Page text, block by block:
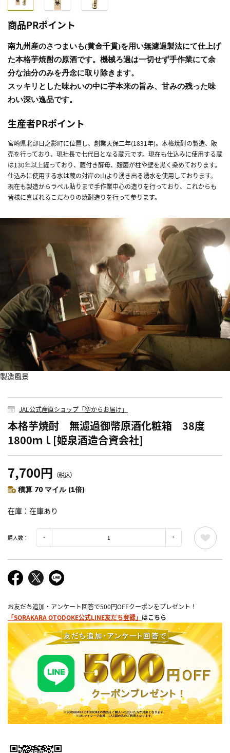
商品PRポイント
南九州産のさつまいも(黄金千貫)を用い無濾過製法にて仕上げ
た本格芋焼酎の原酒です。機械ろ過は一切せず手作業にて余
分な油分のみを丹念に取り除きます。
スッキリとした味わいの中に芋本来の旨み、甘みの残った味
わい深い逸品です。
生産者PRポイント
宮崎県北部日之影町に位置し、創業天保二年(1831年)。本格焼酎の製造、販
売を行っており、現社長で七代目となる蔵元です。現在も仕込みに使用する蔵
は130年以上経っており、蔵付き酵母、麹菌が柱や壁を黒く染めております。
仕込みに使用する水は蔵の対岸の山より湧き出る湧水を使用しております。
現在も製造からラベル貼りまで手作業中心の造りを行っており、これからも
皆様に喜ばれるこだわりの焼酎造りを行って参ります。
製造風景
JAL公式産直ショップ「空からお届け」
本格芋焼酎 無濾過御幣原酒化粧箱 38度
1800ｍｌ[姫泉酒造合資会社]
7,700円 （税込）
積算 70 マイル (1倍)
在庫 在庫あり
購入数：
お友だち追加・アンケート回答で500円OFFクーポンをプレゼント！
「SORAKARA OTODOKE公式LINE友だち登録」 はこちら